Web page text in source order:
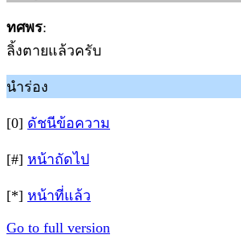
ทศพร:
ลิ้งตายแล้วครับ
นำร่อง
[0] ดัชนีข้อความ
[#] หน้าถัดไป
[*] หน้าที่แล้ว
Go to full version